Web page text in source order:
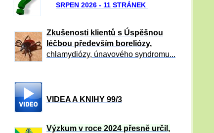
SRPEN 2026 - 11 STRÁNEK
Zkušenosti klientů s Úspěšnou
léčbou především boreliózy,
chlamydiózy, únavového syndromu...
VIDEA A KNIHY 99/3
Výzkum v roce 2024 přesně určil,